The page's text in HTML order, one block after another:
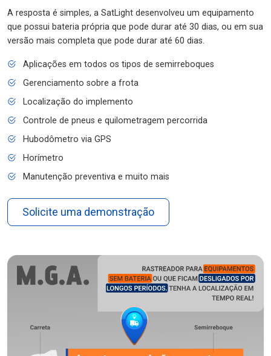
A resposta é simples, a SatLight desenvolveu um equipamento
que possui bateria própria que pode durar até 30 dias, ou em sua
versão mais completa que pode durar até 60 dias.
Aplicações em todos os tipos de semirreboques
Gerenciamento sobre a frota
Localização do implemento
Controle de pneus e quilometragem percorrida
Hubodômetro via GPS
Horímetro
Manutenção preventiva e muito mais
Solicite uma demonstração